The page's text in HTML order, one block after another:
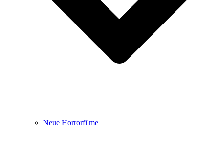
Neue Horrorfilme